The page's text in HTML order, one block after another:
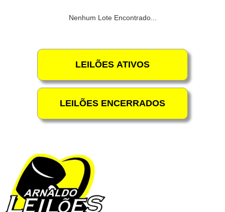
Nenhum Lote Encontrado...